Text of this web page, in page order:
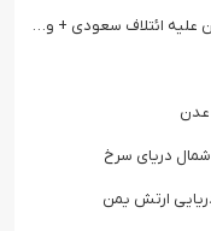
دریای سرخ
ارتش یمن